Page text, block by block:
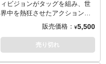
ル10% 5.6oz ヘビーウェイトボ
TORCH TORCH OFFICIAL
https://torchtorch.jp/
／19cm）
Mサイズ （69cm／52cm／46cm
Lサイズ （73cm／55cm／50cm
／22cm）
XLサイズ （77cm／58cm／
TORCH）が鉛筆画で描き下ろ
し。風格のある後ろ姿をグラデ
た。「HUNT THE RAT…」の柔
らかな吹き出しが、天狗の愛嬌
ある一面を表現しています。
ィビジョンがタッグを組み、世
界中を熱狂させたアクション・
アドベンチャーゲーム
『SEKIRO: SHADOWS DIE
TWICE』。「TORCH TORCH」
とのコラボレーションTシャツ、
販売価格： ¥5,500
売り切れ